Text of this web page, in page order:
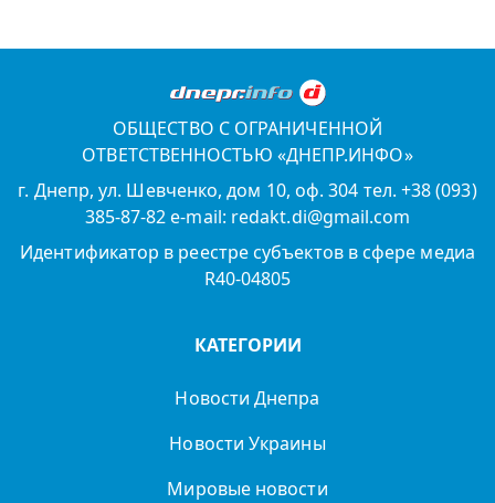
ОБЩЕСТВО С ОГРАНИЧЕННОЙ
ОТВЕТСТВЕННОСТЬЮ «ДНЕПР.ИНФО»
г. Днепр, ул. Шевченко, дом 10, оф. 304 тел. +38 (093)
385-87-82 e-mail: redakt.di@gmail.com
Идентификатор в реестре субъектов в сфере медиа
R40-04805
КАТЕГОРИИ
Новости Днепра
Новости Украины
Мировые новости